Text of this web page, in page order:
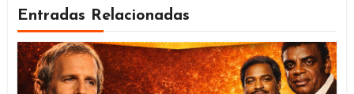
Entradas Relacionadas